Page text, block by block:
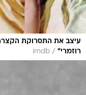
עיצב את התסרוקת
רוזמרי" /
imdb